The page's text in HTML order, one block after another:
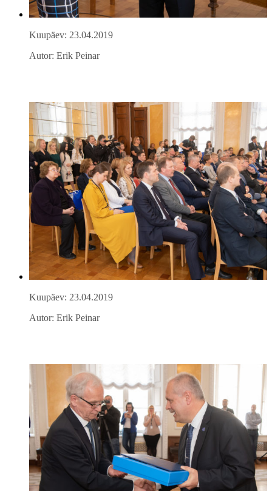
Kuupäev: 23.04.2019
Autor: Erik Peinar
Kuupäev: 23.04.2019
Autor: Erik Peinar